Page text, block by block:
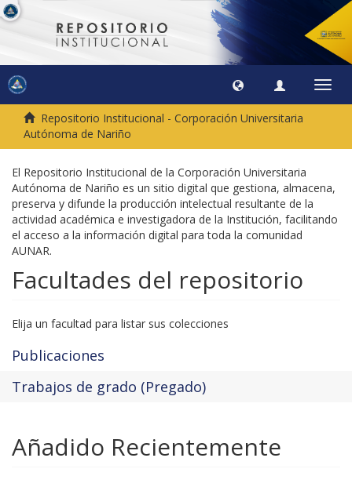
Repositorio Institucional - Corporación Universitaria
Autónoma de Nariño
El Repositorio Institucional de la Corporación Universitaria
Autónoma de Nariño es un sitio digital que gestiona, almacena,
preserva y difunde la producción intelectual resultante de la
actividad académica e investigadora de la Institución, facilitando
el acceso a la información digital para toda la comunidad
AUNAR.
Facultades del repositorio
Elija un facultad para listar sus colecciones
Publicaciones
Trabajos de grado (Pregado)
Añadido Recientemente